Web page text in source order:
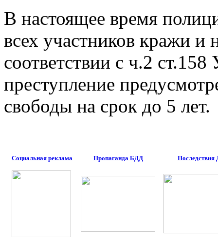
В настоящее время
всех участников кражи
соответствии с ч.2
преступление
свободы на срок до 5 лет.
Социальная реклама Пропаганда БДД